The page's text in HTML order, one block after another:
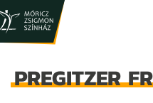
PREGITZER